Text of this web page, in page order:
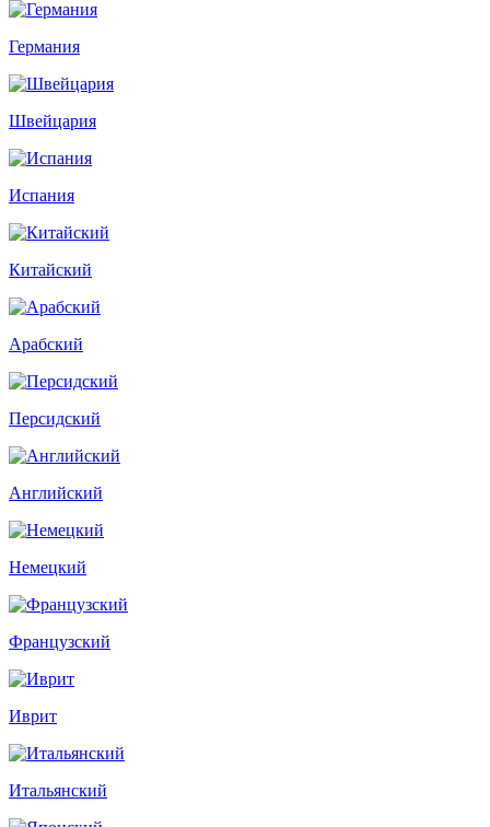
Германия
Швейцария
Испания
Китайский
Арабский
Персидский
Английский
Немецкий
Французский
Иврит
Итальянский